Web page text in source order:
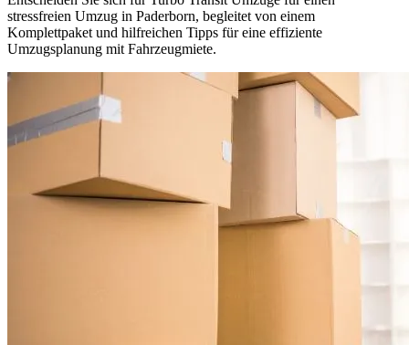
stressfreien Umzug in Paderborn, begleitet von einem
Komplettpaket und hilfreichen Tipps für eine effiziente
Umzugsplanung mit Fahrzeugmiete.